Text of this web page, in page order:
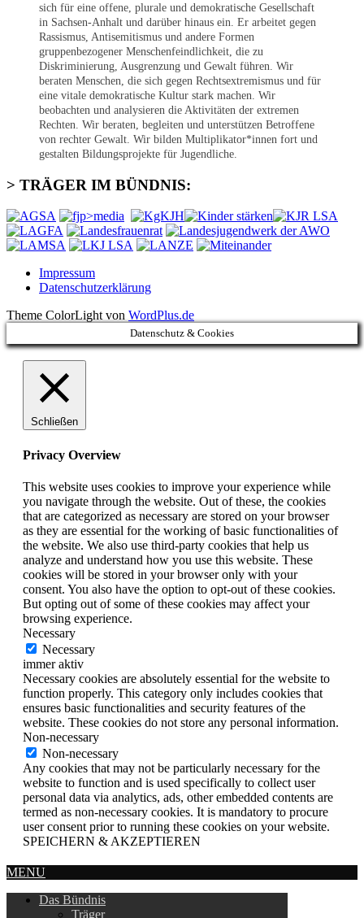
sich für eine offene, plurale und demokratische Gesellschaft
in Sachsen-Anhalt und darüber hinaus ein. Er arbeitet gegen
Rassismus, Antisemitismus und andere Formen
gruppenbezogener Menschenfeindlichkeit, die zu
Diskriminierung, Ausgrenzung und Gewalt führen. Wir
beraten Menschen, die sich gegen Rechtsextremismus und für
eine vitale demokratische Kultur stark machen. Wir
beobachten und analysieren die Aktivitäten der extremen
Rechten. Wir beraten, begleiten und unterstützen Betroffene
von rechter Gewalt. Wir bilden Multiplikator*innen fort und
gestalten Bildungsprojekte für Jugendliche.
> TRÄGER IM BÜNDNIS:
Impressum
Datenschutzerklärung
Theme ColorLight von WordPlus.de
Datenschutz & Cookies
Schließen
Privacy Overview
This website uses cookies to improve your experience while
you navigate through the website. Out of these, the cookies
that are categorized as necessary are stored on your browser
as they are essential for the working of basic functionalities of
the website. We also use third-party cookies that help us
analyze and understand how you use this website. These
cookies will be stored in your browser only with your
consent. You also have the option to opt-out of these cookies.
But opting out of some of these cookies may affect your
browsing experience.
Necessary
Necessary
immer aktiv
Necessary cookies are absolutely essential for the website to
function properly. This category only includes cookies that
ensures basic functionalities and security features of the
website. These cookies do not store any personal information.
Non-necessary
Non-necessary
Any cookies that may not be particularly necessary for the
website to function and is used specifically to collect user
personal data via analytics, ads, other embedded contents are
termed as non-necessary cookies. It is mandatory to procure
user consent prior to running these cookies on your website.
SPEICHERN & AKZEPTIEREN
MENU
Das Bündnis
Träger